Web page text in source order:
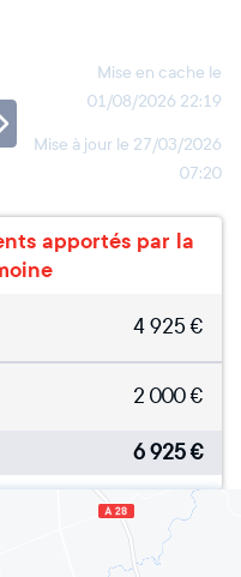
Mise en cache le
01/08/2026 22:19
Mise à jour le 27/03/2026
07:20
apportés par la
4 925 €
2 000€
6 925€